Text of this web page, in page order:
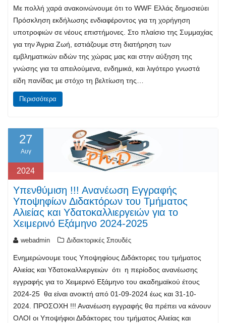
Με πολλή χαρά ανακοινώνουμε ότι το WWF Ελλάς δημοσιεύει
Πρόσκληση εκδήλωσης ενδιαφέροντος για τη χορήγηση
υποτροφιών σε νέους επιστήμονες. Στο πλαίσιο της Συμμαχίας
για την Άγρια Ζωή, εστιάζουμε στη διατήρηση των
εμβληματικών ειδών της χώρας μας και στην αύξηση της
γνώσης για τα απειλούμενα, ενδημικά, και λιγότερο γνωστά
είδη πανίδας με στόχο τη βελτίωση της…
Περισσότερα
27
Αυγ
2024
Υπενθύμιση !!! Ανανέωση Εγγραφής
Υποψηφίων Διδακτόρων του Τμήματος
Αλιείας και Υδατοκαλλιεργειών για το
Χειμερινό Εξάμηνο 2024-2025
webadmin Διδακτορικές Σπουδές
Ενημερώνουμε τους Υποψηφίους Διδάκτορες του τμήματος
Αλιείας και Υδατοκαλλιεργειών ότι η περίοδος ανανέωσης
εγγραφής για το Χειμερινό Εξάμηνο του ακαδημαϊκού έτους
2024-25 θα είναι ανοικτή από 01-09-2024 έως και 31-10-
2024. ΠΡΟΣΟΧΗ !!! Ανανέωση εγγραφής θα πρέπει να κάνουν
ΟΛΟΙ οι Υποψήφιοι Διδάκτορες του τμήματος Αλιείας και